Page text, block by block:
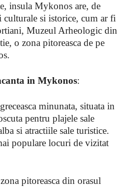
insula Mykonos are, de
culturale si istorice, cum ar fi
Muzeul Arheologic din
o zona pitoreasca de pe
in Mykonos:
minunata, situata in
pentru plajele sale
si atractiile sale turistice.
populare locuri de vizitat
pitoreasca din orasul